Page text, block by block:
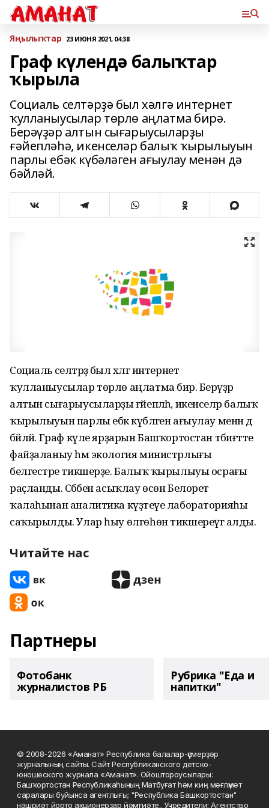
Яңылыҡтар 23 ИЮНЯ 2021, 04:38
Граф күлендә балыҡтар
ҡырыла
Социаль селтәрҙә был хәлгә интернет
ҡулланыусылар төрлө аңлатма бирә.
Берәүҙәр алтын сығарыусыларҙы
ғәйепләһә, икенселәр балыҡ ҡырылыуын
парлы ебәк күбәләген ағыулау менән дә
бәйләй.
Социаль селтәрҙә был хәлгә интернет
ҡулланыусылар төрлө аңлатма бирә. Берәүҙәр
алтын сығарыусыларҙы ғәйепләһә, икенселәр балыҡ
ҡырылыуын парлы ебәк күбәләген ағыулау менән дә
бәйләй. Граф күле ярҙарын Башҡортостан тәбиғәтте
файҙаланыу һәм экология министрлығы
белгестәре тикшерҙе. Балыҡ ҡырылыуы осрағы
раҫланды. Сәбәбен асыҡлау өсөн Белорет
ҡалаһынан аналитика күҙәтеүе лабораторияһы
саҡырылды. Улар һыу өлгөһөн тикшереүгә алды.
Читайте нас
Партнеры
Фотобанк
журналистов РБ
Рубрика "Еда и
напитки"
© 2008-2026 «Аманат» Республика балалар-үҫмерҙәр
журналының сайты. Сайт Республиканского детско-
юношеского журнала «Аманат». Ойоштороусылары:
Башҡортостан Республикаһының Матбуғат һәм киң мәғлүмәт
саралары буйынса агентлығы; "Республика Башкортостан"
нәшриәт йорто акционерҙар йәмғиәте.. Учредители: Агентство